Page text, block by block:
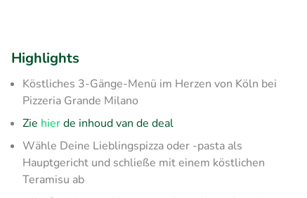
Highlights
Köstliches 3-Gänge-Menü im Herzen von Köln bei
Pizzeria Grande Milano
Zie hierde inhoud van de deal
Wähle Deine Lieblingspizza oder -pasta als
Hauptgericht und schließe mit einem köstlichen
Teramisu ab